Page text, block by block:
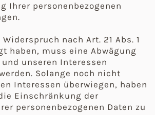
Ihrer personenbezogenen
nach Art. 21 Abs. 1
haben, muss eine Abwägung
unseren Interessen
Solange noch nicht
Interessen überwiegen, haben
Einschränkung der
personenbezogenen Daten zu